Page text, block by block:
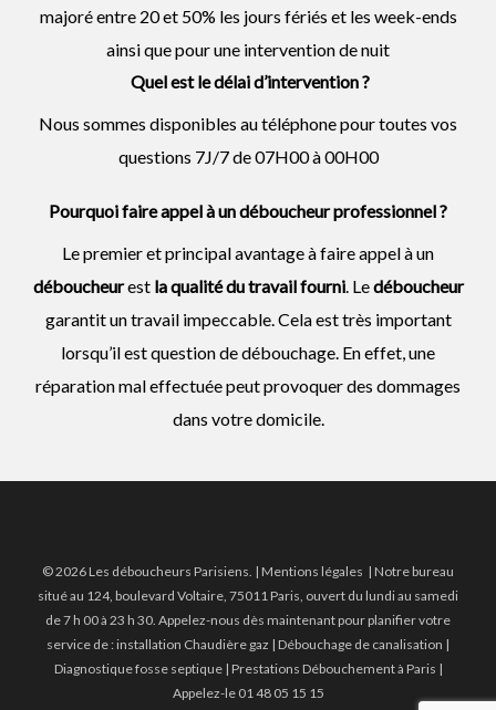
majoré entre 20 et 50% les jours fériés et les week-ends
ainsi que pour une intervention de nuit
Quel est le délai d’intervention ?
Nous sommes disponibles au téléphone pour toutes vos
questions 7J/7 de 07H00 à 00H00
Pourquoi faire appel à un déboucheur professionnel ?
Le premier et principal avantage à faire appel à un
déboucheurest la qualité du travail fourni. Ledéboucheur
garantit un travail impeccable. Cela est très important
lorsqu’il est question de débouchage. En effet, une
réparation mal effectuée peut provoquer des dommages
dans votre domicile.
© 2026 Les déboucheurs Parisiens. | Mentions légales | Notre bureau
situé au 124, boulevard Voltaire, 75011 Paris, ouvert du lundi au samedi
de 7 h 00 à 23 h 30. Appelez-nous dès maintenant pour planifier votre
service de : installation Chaudière gaz | Débouchage de canalisation |
Diagnostique fosse septique | Prestations Débouchement à Paris |
Appelez-le 01 48 05 15 15